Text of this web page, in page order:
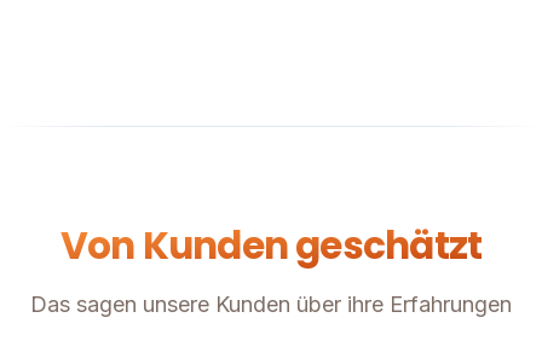
Von Kunden geschätzt
Das sagen unsere Kunden über ihre Erfahrungen